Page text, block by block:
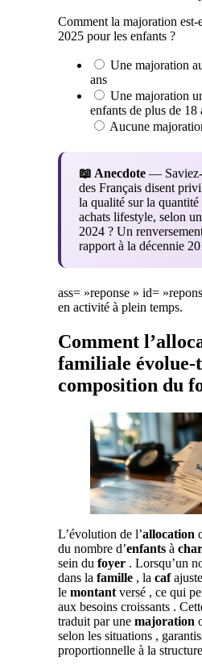
Comment la majoration est-
2025 pour les enfants ?
Une majoration
ans
Une majoration
enfants de plus de 18
Aucune
📖 Anecdote —
des Français disent
la qualité sur la quantité
achats lifestyle, selon
2024 ? Un
rapport à la décennie
ass= »reponse » id=
en activité à plein temps.
Comment
familiale évolue-
composition du
L’évolution de l’allocation
du nombre d’enfants à
sein du foyer . Lorsqu’un
dans la famille , la caf
le montant versé , ce qui
aux besoins croissants .
traduit par une majoration
selon les situations ,
proportionnelle à la